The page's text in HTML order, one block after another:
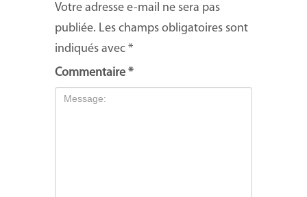
Votre adresse e-mail ne sera pas
publiée. Les champs obligatoires sont
indiqués avec *
Commentaire *